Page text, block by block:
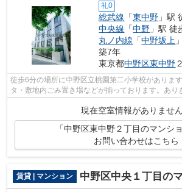
礼0
総武線 「東中野 」駅
中央線 「中野 」駅 徒
丸ノ内線 「中野坂上
築7年
東京都中野区東中野
徒歩6分の場所に中野区立桃園第二小学校がありま
タ・敷地内ごみ置き場などが揃っております。あり
現在空室情報がありません
「中野区東中野２丁目のマンシ
お問い合わせはこちら
賃貸 | マンション 中野区中央１丁目の